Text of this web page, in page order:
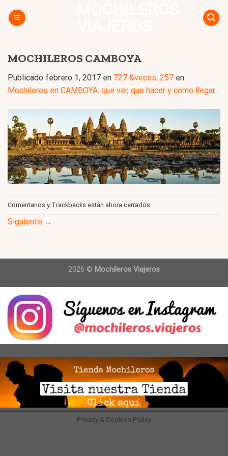
MOCHILEROS CAMBOYA
Publicado febrero 1, 2017 en 727 &veces; 257 en
Mochileros en CAMBOYA: que ver, que hacer y como llegar
Comentarios y Trackbacks están ahora cerrados.
Siguiente →
2026 © Mochileros Viajeros
Privacy & Cookies Policy